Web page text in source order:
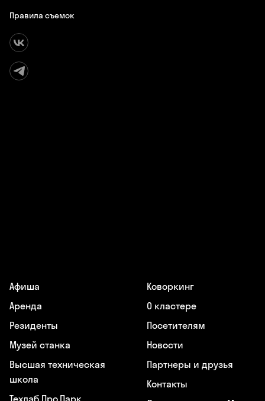
Правила съемок
Афиша
Аренда
Резиденты
Музей станка
Высшая техническая
школа
Техлаб Про.Парк
Коворкинг
О кластере
Посетителям
Новости
Партнеры и друзья
Контакты